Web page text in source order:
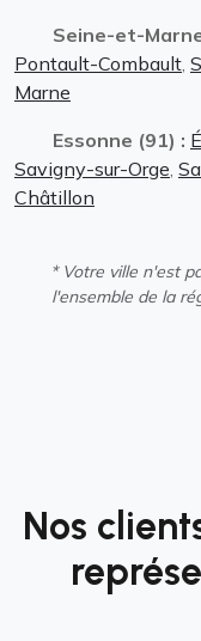
Seine-et-
Pontault-Combault
Marne
Essonne (91) :
Savigny-sur-Orge
Châtillon
* Votre ville n'est
l'ensemble de la
Nos